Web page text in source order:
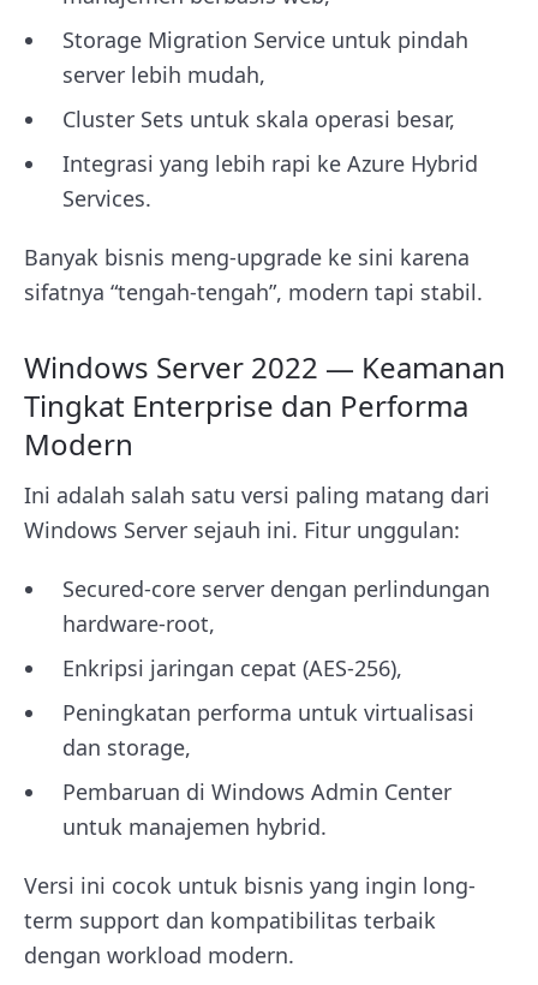
Storage Migration Service untuk pindah
server lebih mudah,
Cluster Sets untuk skala operasi besar,
Integrasi yang lebih rapi ke Azure Hybrid
Services.
Banyak bisnis meng-upgrade ke sini karena
sifatnya “tengah-tengah”, modern tapi stabil.
Windows Server 2022 — Keamanan
Tingkat Enterprise dan Performa
Modern
Ini adalah salah satu versi paling matang dari
Windows Server sejauh ini. Fitur unggulan:
Secured-core server dengan perlindungan
hardware-root,
Enkripsi jaringan cepat (AES-256),
Peningkatan performa untuk virtualisasi
dan storage,
Pembaruan di Windows Admin Center
untuk manajemen hybrid.
Versi ini cocok untuk bisnis yang ingin long-
term support dan kompatibilitas terbaik
dengan workload modern.